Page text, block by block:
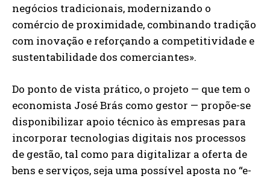
negócios tradicionais, modernizando o
comércio de proximidade, combinando tradição
com inovação e reforçando a competitividade e
sustentabilidade dos comerciantes».
Do ponto de vista prático, o projeto — que tem o
economista José Brás como gestor — propõe-se
disponibilizar apoio técnico às empresas para
incorporar tecnologias digitais nos processos
de gestão, tal como para digitalizar a oferta de
bens e serviços, seja uma possível aposta no “e-